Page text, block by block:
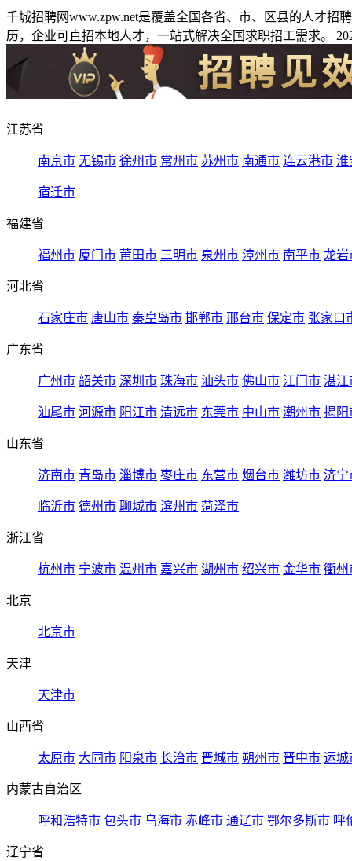
千城招聘网www.zpw.net是覆盖全国各省、市、区县的人才
历，企业可直招本地人才，一站式解决全国求职招工需求。
江苏省
南京市 无锡市 徐州市 常州市 苏州市 南通市 连云港市 淮
宿迁市
福建省
福州市 厦门市 莆田市 三明市 泉州市 漳州市 南平市 龙岩
河北省
石家庄市 唐山市 秦皇岛市 邯郸市 邢台市 保定市 张家口
广东省
广州市 韶关市 深圳市 珠海市 汕头市 佛山市 江门市 湛江
汕尾市 河源市 阳江市 清远市 东莞市 中山市 潮州市 揭阳
山东省
济南市 青岛市 淄博市 枣庄市 东营市 烟台市 潍坊市 济宁
临沂市 德州市 聊城市 滨州市 菏泽市
浙江省
杭州市 宁波市 温州市 嘉兴市 湖州市 绍兴市 金华市 衢州
北京
北京市
天津
天津市
山西省
太原市 大同市 阳泉市 长治市 晋城市 朔州市 晋中市 运城
内蒙古自治区
呼和浩特市 包头市 乌海市 赤峰市 通辽市 鄂尔多斯市 呼
辽宁省